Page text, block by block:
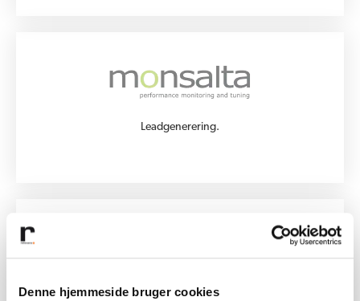
Denne hjemmeside bruger cookies
Leadgenerering.
Strategisk rådgivning, e-mail marketing og landingpages.